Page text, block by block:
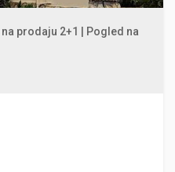
prodaju 2+1 | Pogled na